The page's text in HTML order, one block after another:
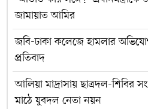
জামায়াত আমির
জবি-ঢাকা কলেজে হামলার
প্রতিবাদ
আলিয়া মাদ্রাসায় ছাত্রদল-শিবির
মাঠে যুবদল নেতা নয়ন